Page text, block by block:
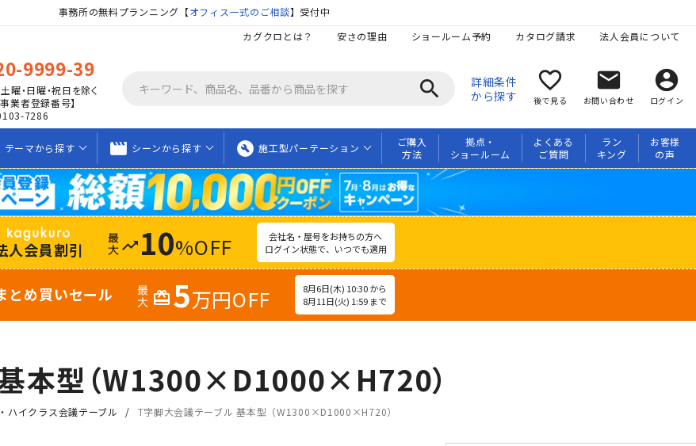
事務所の無料プランニング【オフィス一式のご相談】受付中
カグクロとは？ 安さの理由 ショールーム予約 カタログ請求 法人会員について
9999-39
土曜・日曜・祝日を除く
業者登録番号】
7286
search
詳細条件
から探す
favorite_border
後で見る
mail
お問い合わせ
account_circle
ログイン
テーマから探す movie_creation シーンから探す build_circle 施工型パーテーション
ご購入
方法
拠点・
ショールーム
よくある
ご質問
ラン
キング
お客様
の声
人会員割引 trending_up 10%OFF
会社名・屋号をお持ちの方へ
ログイン状態で、いつでも適用
とめ買いセール redeem 5万円OFF
8月6日(木) 10:30 から
8月11日(火) 1:59 まで
本型（W1300×D1000×H720）
ハイクラス会議テーブル T字脚大会議テーブル 基本型（W1300×D1000×H720）